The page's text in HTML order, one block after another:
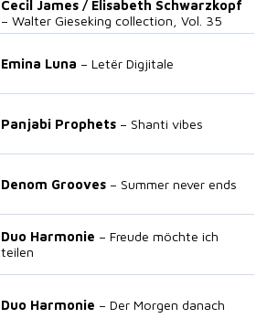
Cecil James / Elisabeth Schwarzkopf
Walter Gieseking collection, Vol. 35
Emina Luna Letër Digjitale
Panjabi Prophets Shanti vibes
Denom Grooves Summer never ends
Duo Harmonie
Freude möchte ich
teilen
Duo Harmonie Der Morgen danach